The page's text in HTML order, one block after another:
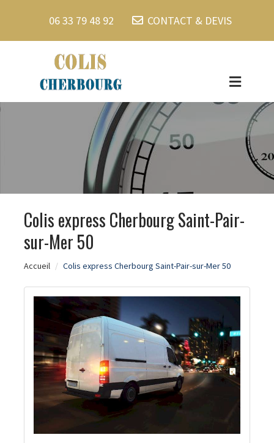
06 33 79 48 92 CONTACT & DEVIS
Colis express Cherbourg Saint-Pair-
sur-Mer 50
Accueil Colis express Cherbourg Saint-Pair-sur-Mer 50